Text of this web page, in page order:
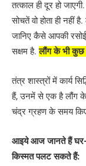
तत्काल ही दूर हो
सोचतें वो होता ही
जानिए कैसे आपकी
सक्षम है.लौंग के भी कुछ
तंत्र शास्त्रों में कार्य
हैं, उनमें से एक है लौंग
चंद्र ग्रहण के समय किए
आइये आज जानते हैं घर-
किस्मत पलट सकते हैं: